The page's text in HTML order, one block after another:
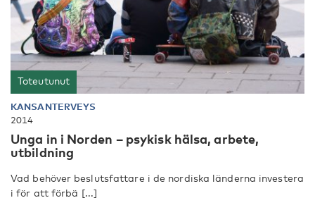
Toteutunut
KANSANTERVEYS
2014
Unga in i Norden – psykisk hälsa, arbete,
utbildning
Vad behöver beslutsfattare i de nordiska länderna investera
i för att förbä [...]